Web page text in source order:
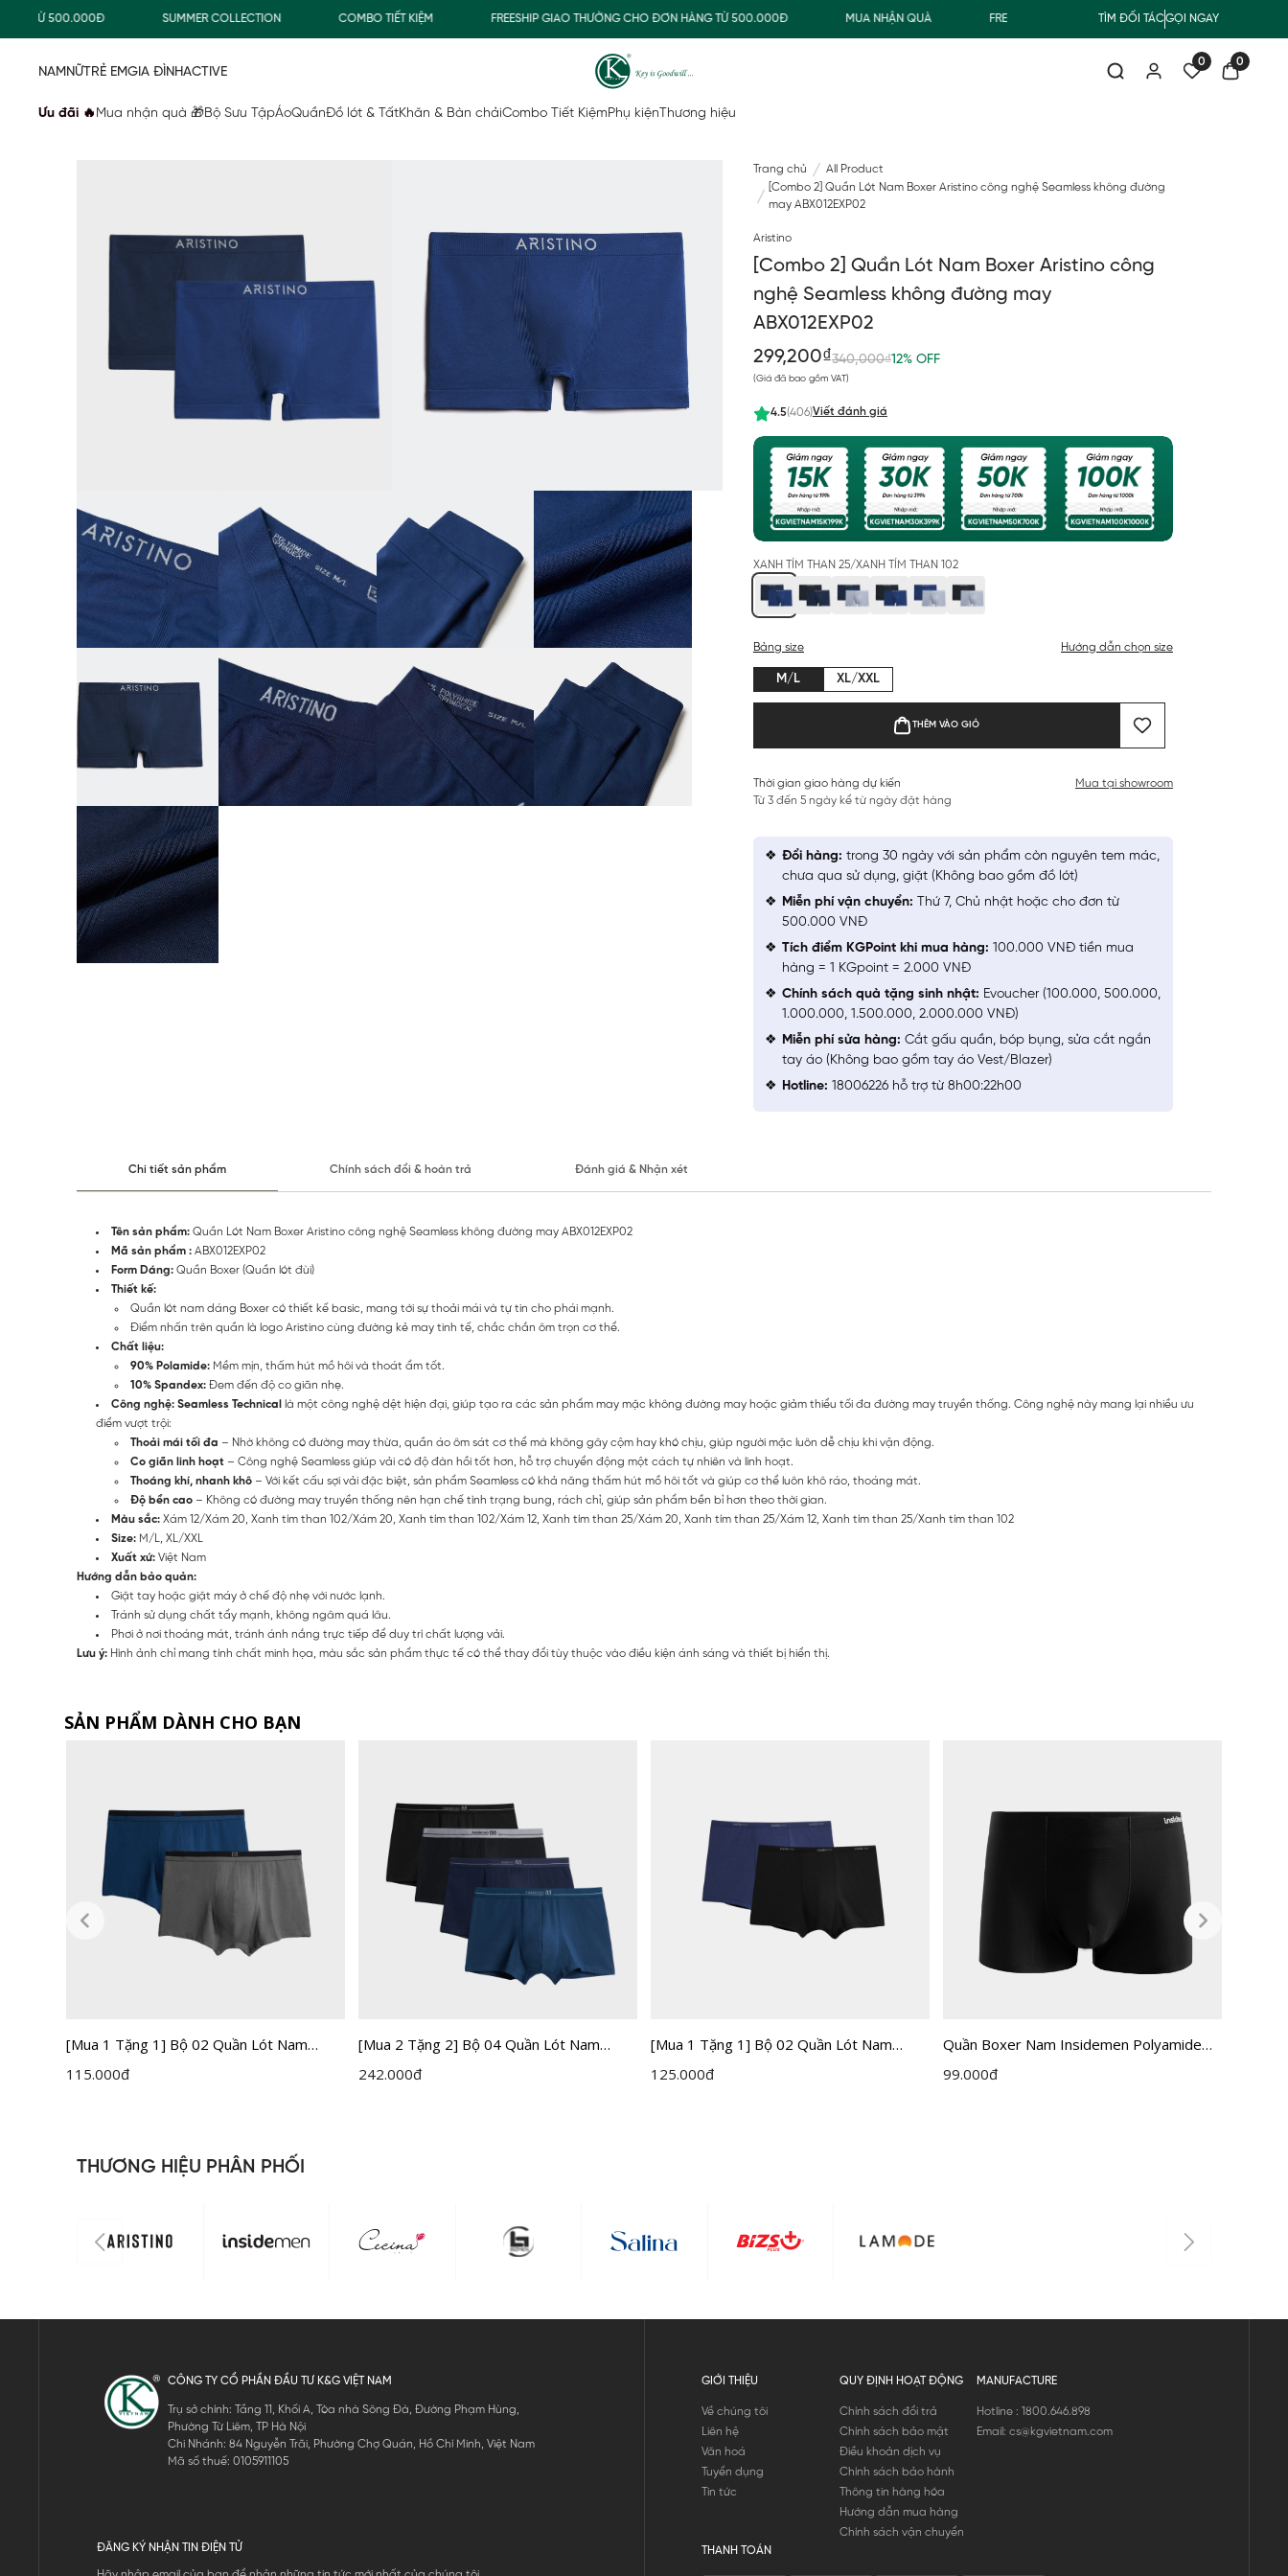
TỪ 500.000Đ SUMMER COLLECTION COMBO TIẾT KIỆM FREESHIP GIAO THƯỜNG CHO ĐƠN HÀNG TỪ 500.000Đ MUA NHẬN QUÀ FREESHIP GIAO THƯỜNG CHO ĐƠN HÀNG TỪ 500.000Đ
TÌM ĐỐI TÁCGỌI NGAY
0 0
NAMNỮTRẺ EMGIA ĐÌNHACTIVE
Ưu đãi 🔥 Mua nhận quà 🎁Bộ Sưu TậpÁoQuầnĐồ lót & TấtKhăn & Bàn chảiCombo Tiết KiệmPhụ kiện Thương hiệu
Trang chủ
All Product
[Combo 2] Quần Lót Nam Boxer Aristino công nghệ Seamless không đường
may ABX012EXP02
Aristino
[Combo 2] Quần Lót Nam Boxer Aristino công
nghệ Seamless không đường may
ABX012EXP02
299,200₫340,000₫12% OFF
(Giá đã bao gồm VAT)
4.5(406)Viết đánh giá
XANH TÍM THAN 25/XANH TÍM THAN 102
Bảng size Hướng dẫn chọn size
M/L XL/XXL
THÊM VÀO GIỎ
Thời gian giao hàng dự kiến
Từ 3 đến 5 ngày kể từ ngày đặt hàng
Mua tại showroom
Đổi hàng: trong 30 ngày với sản phẩm còn nguyên tem mác,
chưa qua sử dụng, giặt (Không bao gồm đồ lót)
Miễn phí vận chuyển: Thứ 7, Chủ nhật hoặc cho đơn từ
500.000 VNĐ
Tích điểm KGPoint khi mua hàng: 100.000 VNĐ tiền mua
hàng = 1 KGpoint = 2.000 VNĐ
Chính sách quà tặng sinh nhật: Evoucher (100.000, 500.000,
1.000.000, 1.500.000, 2.000.000 VNĐ)
Miễn phí sửa hàng: Cắt gấu quần, bóp bụng, sửa cắt ngắn
tay áo (Không bao gồm tay áo Vest/Blazer)
Hotline: 18006226 hỗ trợ từ 8h00:22h00
Chi tiết sản phẩm Chính sách đổi & hoàn trả Đánh giá & Nhận xét
Tên sản phẩm: Quần Lót Nam Boxer Aristino công nghệ Seamless không đường may ABX012EXP02
Mã sản phẩm : ABX012EXP02
Form Dáng: Quần Boxer (Quần lót đùi)
Thiết kế:
Quần lót nam dáng Boxer có thiết kế basic, mang tới sự thoải mái và tự tin cho phái mạnh.
Điểm nhấn trên quần là logo Aristino cùng đường kẻ may tinh tế, chắc chắn ôm trọn cơ thể.
Chất liệu:
90% Polamide: Mềm mịn, thấm hút mồ hôi và thoát ẩm tốt.
10% Spandex: Đem đến độ co giãn nhẹ.
Công nghệ: Seamless Technical là một công nghệ dệt hiện đại, giúp tạo ra các sản phẩm may mặc không đường may hoặc giảm thiểu tối đa đường may truyền thống. Công nghệ này mang lại nhiều ưu
điểm vượt trội:
Thoải mái tối đa – Nhờ không có đường may thừa, quần áo ôm sát cơ thể mà không gây cộm hay khó chịu, giúp người mặc luôn dễ chịu khi vận động.
Co giãn linh hoạt – Công nghệ Seamless giúp vải có độ đàn hồi tốt hơn, hỗ trợ chuyển động một cách tự nhiên và linh hoạt.
Thoáng khí, nhanh khô – Với kết cấu sợi vải đặc biệt, sản phẩm Seamless có khả năng thấm hút mồ hôi tốt và giúp cơ thể luôn khô ráo, thoáng mát.
Độ bền cao – Không có đường may truyền thống nên hạn chế tình trạng bung, rách chỉ, giúp sản phẩm bền bỉ hơn theo thời gian.
Màu sắc: Xám 12/Xám 20, Xanh tím than 102/Xám 20, Xanh tím than 102/Xám 12, Xanh tím than 25/Xám 20, Xanh tím than 25/Xám 12, Xanh tím than 25/Xanh tím than 102
Size: M/L, XL/XXL
Xuất xứ: Việt Nam
Hướng dẫn bảo quản:
Giặt tay hoặc giặt máy ở chế độ nhẹ với nước lạnh.
Tránh sử dụng chất tẩy mạnh, không ngâm quá lâu.
Phơi ở nơi thoáng mát, tránh ánh nắng trực tiếp để duy trì chất lượng vải.
Lưu ý: Hình ảnh chỉ mang tính chất minh họa, màu sắc sản phẩm thực tế có thể thay đổi tùy thuộc vào điều kiện ánh sáng và thiết bị hiển thị.
SẢN PHẨM DÀNH CHO BẠN
[Mua 1 Tặng 1] Bộ 02 Quần Lót Nam
Boxer Insidemen IBX004CRM0P02
115.000đ
[Mua 2 Tặng 2] Bộ 04 Quần Lót Nam
Boxer Insidemen IBX007EDP04
242.000đ
[Mua 1 Tặng 1] Bộ 02 Quần Lót Nam
Boxer Modal Insidemen IBX006M0P02
125.000đ
Quần Boxer Nam Insidemen Polyamide
IBX502EDP01
99.000đ
THƯƠNG HIỆU PHÂN PHỐI
CÔNG TY CỔ PHẦN ĐẦU TƯ K&G VIỆT NAM
Trụ sở chính: Tầng 11, Khối A, Tòa nhà Sông Đà, Đường Phạm Hùng,
Phường Từ Liêm, TP Hà Nội
Chi Nhánh: 84 Nguyễn Trãi, Phường Chợ Quán, Hồ Chí Minh, Việt Nam
Mã số thuế: 0105911105
ĐĂNG KÝ NHẬN TIN ĐIỆN TỬ
GIỚI THIỆU
Về chúng tôi
Liên hệ
Văn hoá
Tuyển dụng
Tin tức
QUY ĐỊNH HOẠT ĐỘNG
Chính sách đổi trả
Chính sách bảo mật
Điều khoản dịch vụ
Chính sách bảo hành
Thông tin hàng hóa
Hướng dẫn mua hàng
Chính sách vận chuyển
MANUFACTURE
Hotline : 1800.646.898
Email: cs@kgvietnam.com
THANH TOÁN